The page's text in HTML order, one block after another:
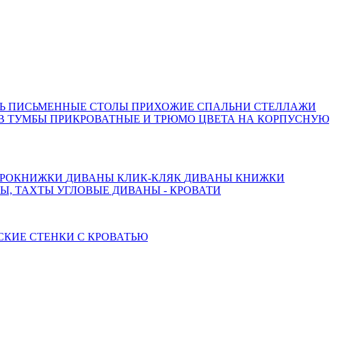
ПИСЬМЕННЫЕ СТОЛЫ ПРИХОЖИЕ СПАЛЬНИ СТЕЛЛАЖИ
ТУМБЫ ПРИКРОВАТНЫЕ И ТРЮМО ЦВЕТА НА КОРПУСНУЮ
ДИВАНЫ КЛИК-КЛЯК ДИВАНЫ КНИЖКИ
ТАХТЫ УГЛОВЫЕ ДИВАНЫ - КРОВАТИ
СТЕНКИ С КРОВАТЬЮ